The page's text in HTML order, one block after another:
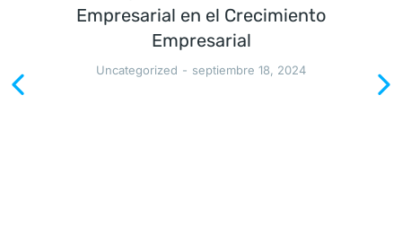
Empresarial en el Crecimiento
Empresarial
Uncategorized septiembre 18, 2024